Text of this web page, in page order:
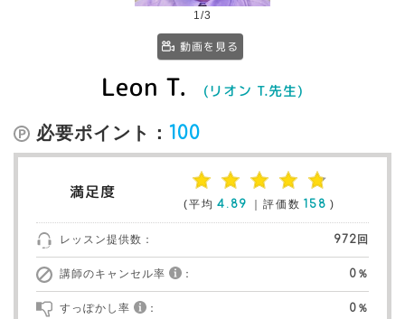
1/3
動画を見る
Leon T. (リオン T.先生)
必要ポイント： 100
満足度
(平均 4.89 ｜評価数 158 )
レッスン提供数： 972回
講師のキャンセル率 ： 0％
すっぽかし率 ： 0％